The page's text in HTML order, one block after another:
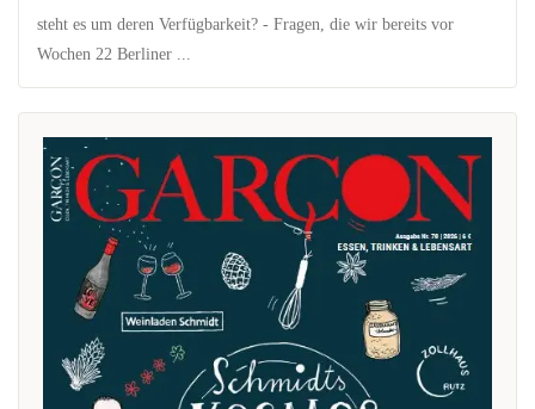
steht es um deren Verfügbarkeit? - Fragen, die wir bereits vor
Wochen 22 Berliner ...